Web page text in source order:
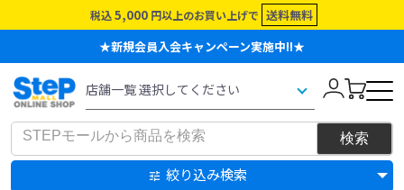
税込 5,000 円以上のお買い上げで 送料無料
★新規会員入会キャンペーン実施中!!★
絞り込み検索